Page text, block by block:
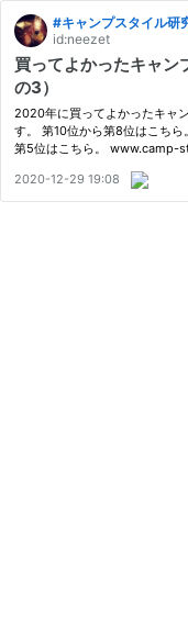
#キャンプスタイル研
id:neezet
買ってよかったキャ
の3）
2020年に買ってよかったキャ
す。 第10位から第8位はこち
第5位はこちら。 www.camp-
ンナー セット 4/5 第2位 アウ
×NANGA…
2020-12-29 19:08